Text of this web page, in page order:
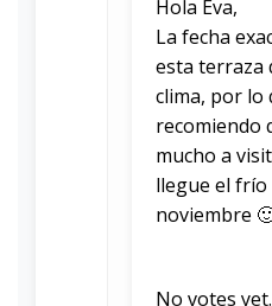
Hola Eva,
La fecha
esta terraza
clima, por lo
recomiendo
mucho a
llegue el
noviembre
No votes yet.